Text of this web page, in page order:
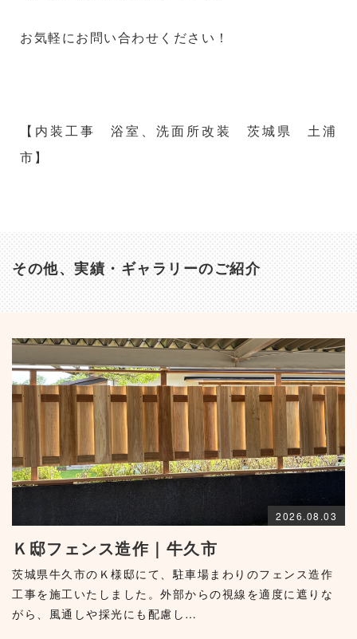
お気軽にお問い合わせください！
【内装工事 浴室、洗面所改装 茨城県 土浦
市】
その他、実績・ギャラリーのご紹介
2026.08.03
Ｋ邸フェンス造作｜牛久市
茨城県牛久市のＫ様邸にて、駐車場まわりのフェンス造作
工事を施工いたしました。外部からの視線を適度に遮りな
がら、風通しや採光にも配慮し…